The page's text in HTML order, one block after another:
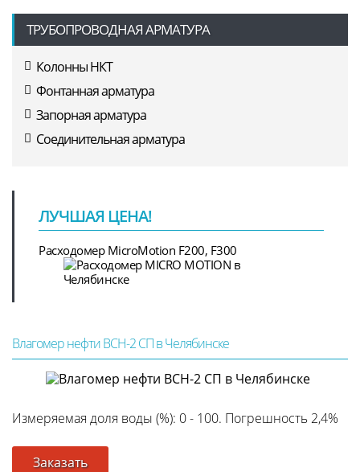
ТРУБОПРОВОДНАЯ АРМАТУРА
Колонны НКТ
Фонтанная арматура
Запорная арматура
Соединительная арматура
ЛУЧШАЯ ЦЕНА!
Расходомер MicroMotion F200, F300
Влагомер нефти ВСН-2 СП в Челябинске
Измеряемая доля воды (%): 0 - 100. Погрешность 2,4%
Заказать